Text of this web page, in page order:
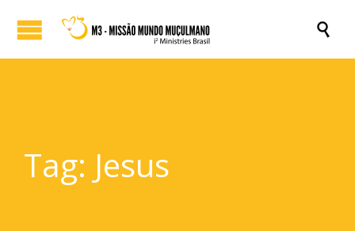

Tag: Jesus